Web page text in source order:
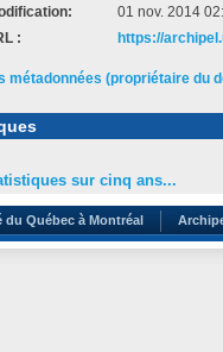
01 nov. 2014
:
https://
métadonnées (propriétaire du
sur cinq ans...
du Québec à Montréal